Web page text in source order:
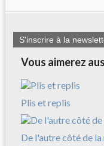
S'inscrire à la
Vous aimerez
Plis et replis
De l'autre côté de